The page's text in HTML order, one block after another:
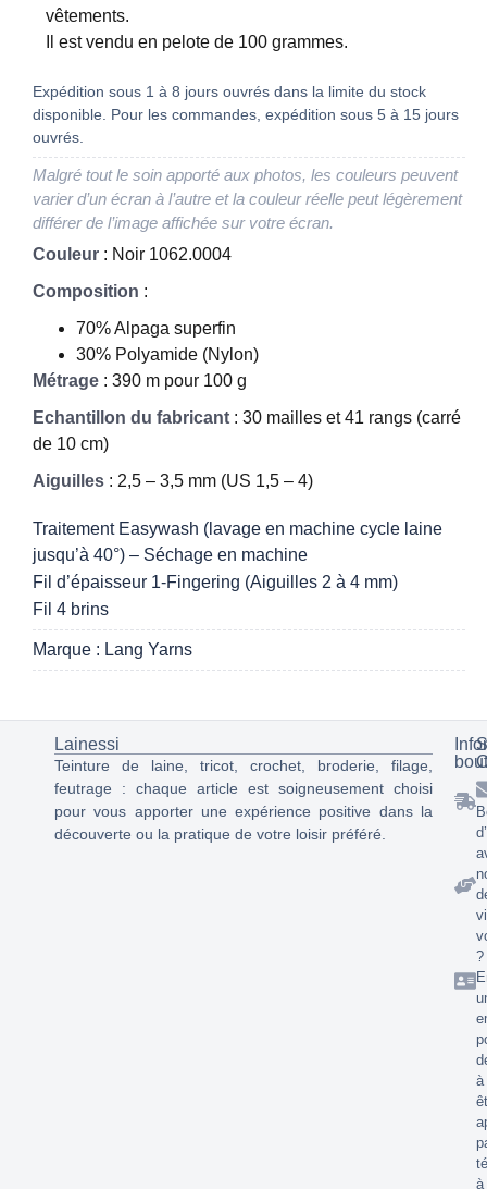
vêtements.
Il est vendu en pelote de 100 grammes.
Expédition sous 1 à 8 jours ouvrés dans la limite du stock
disponible. Pour les commandes, expédition sous 5 à 15 jours
ouvrés.
Malgré tout le soin apporté aux photos, les couleurs peuvent
varier d’un écran à l’autre et la couleur réelle peut légèrement
différer de l’image affichée sur votre écran.
Couleur : Noir 1062.0004
Composition :
70% Alpaga superfin
30% Polyamide (Nylon)
Métrage : 390 m pour 100 g
Echantillon du fabricant : 30 mailles et 41 rangs (carré
de 10 cm)
Aiguilles : 2,5 – 3,5 mm (US 1,5 – 4)
Traitement Easywash (lavage en machine cycle laine
jusqu’à 40°) – Séchage en machine
Fil d’épaisseur 1-Fingering (Aiguilles 2 à 4 mm)
Fil 4 brins
Marque : Lang Yarns
Lainessi
Teinture de laine, tricot, crochet, broderie, filage,
feutrage : chaque article est soigneusement choisi
pour vous apporter une expérience positive dans la
découverte ou la pratique de votre loisir préféré.
?
à
à